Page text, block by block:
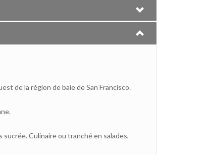
de la région de baie de San Francisco.
sucrée. Culinaire ou tranché en salades,